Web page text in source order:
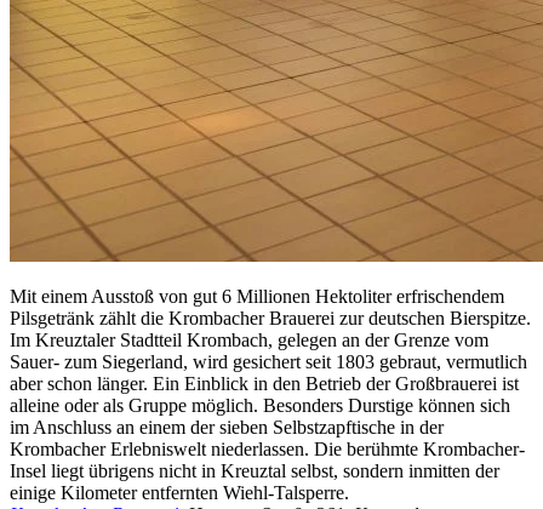
Mit einem Ausstoß von gut 6 Millionen Hektoliter erfrischendem
Pilsgetränk zählt die Krombacher Brauerei zur deutschen Bierspitze.
Im Kreuztaler Stadtteil Krombach, gelegen an der Grenze vom
Sauer- zum Siegerland, wird gesichert seit 1803 gebraut, vermutlich
aber schon länger. Ein Einblick in den Betrieb der Großbrauerei ist
alleine oder als Gruppe möglich. Besonders Durstige können sich
im Anschluss an einem der sieben Selbstzapftische in der
Krombacher Erlebniswelt niederlassen. Die berühmte Krombacher-
Insel liegt übrigens nicht in Kreuztal selbst, sondern inmitten der
einige Kilometer entfernten Wiehl-Talsperre.